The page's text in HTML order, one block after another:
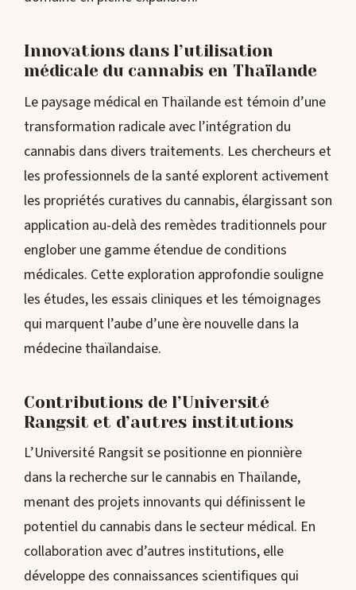
Innovations dans l’utilisation
médicale du cannabis en Thaïlande
Le paysage médical en Thaïlande est témoin d’une
transformation radicale avec l’intégration du
cannabis dans divers traitements. Les chercheurs et
les professionnels de la santé explorent activement
les propriétés curatives du cannabis, élargissant son
application au-delà des remèdes traditionnels pour
englober une gamme étendue de conditions
médicales. Cette exploration approfondie souligne
les études, les essais cliniques et les témoignages
qui marquent l’aube d’une ère nouvelle dans la
médecine thaïlandaise.
Contributions de l’Université
Rangsit et d’autres institutions
L’Université Rangsit se positionne en pionnière
dans la recherche sur le cannabis en Thaïlande,
menant des projets innovants qui définissent le
potentiel du cannabis dans le secteur médical. En
collaboration avec d’autres institutions, elle
développe des connaissances scientifiques qui